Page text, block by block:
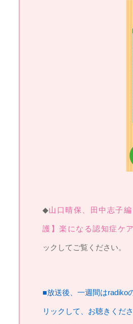
◆山口晴保、田中志子
護】楽になる認知症ケ
ックしてご覧ください。
■放送後、一週間はradiko
リックして、お聴きくだ